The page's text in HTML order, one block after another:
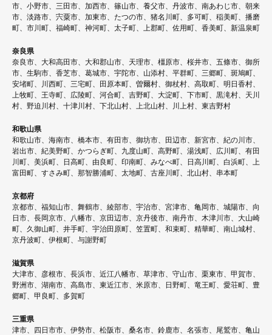
市、小野市、三田市、加西市、篠山市、養父市、丹波市、南あわじ市、朝来
市、淡路市、宍粟市、加東市、たつの市、猪名川町、多可町、稲美町、播磨
町、市川町、福崎町、神河町、太子町、上郡町、佐用町、香美町、新温泉町
奈良県
奈良市、大和高田市、大和郡山市、天理市、橿原市、桜井市、五條市、御所
市、生駒市、香芝市、葛城市、宇陀市、山添村、平群町、三郷町、斑鳩町、
安堵町、川西町、三宅町、田原本町、曽爾村、御杖村、高取町、明日香村、
上牧町、王寺町、広陵町、河合町、吉野町、大淀町、下市町、黒滝村、天川
村、野迫川村、十津川村、下北山村、上北山村、川上村、東吉野村
和歌山県
和歌山市、海南市、橋本市、有田市、御坊市、田辺市、新宮市、紀の川市、
岩出市、紀美野町、かつらぎ町、九度山町、高野町、湯浅町、広川町、有田
川町、美浜町、日高町、由良町、印南町、みなべ町、日高川町、白浜町、上
富田町、すさみ町、那智勝浦町、太地町、古座川町、北山村、串本町
京都府
京都市、福知山市、舞鶴市、綾部市、宇治市、宮津市、亀岡市、城陽市、向
日市、長岡京市、八幡市、京田辺市、京丹後市、南丹市、木津川市、大山崎
町、久御山町、井手町、宇治田原町、笠置町、和束町、精華町、南山城村、
京丹波町、伊根町、与謝野町
滋賀県
大津市、彦根市、長浜市、近江八幡市、草津市、守山市、栗東市、甲賀市、
野洲市、湖南市、高島市、東近江市、米原市、日野町、竜王町、愛荘町、豊
郷町、甲良町、多賀町
三重県
津市、四日市市、伊勢市、松阪市、桑名市、鈴鹿市、名張市、尾鷲市、亀山